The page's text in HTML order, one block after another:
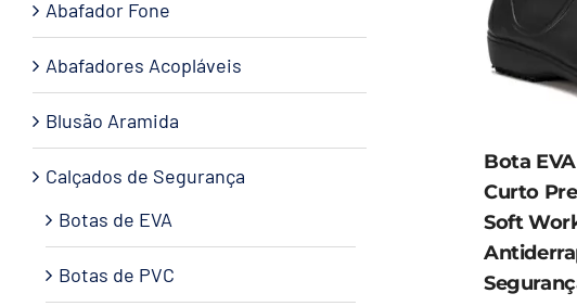
Bota
Curto
Soft
Abafador Fone
Abafadores Acopláveis
Blusão Aramida
Calçados de Segurança
Botas de EVA
Botas de PVC